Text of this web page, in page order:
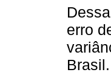
erro
Brasil.